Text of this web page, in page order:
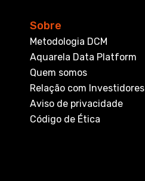
Sobre
Metodologia DCM
Aquarela Data Platform
Quem somos
Relação com Investidores
Aviso de privacidade
Código de Ética